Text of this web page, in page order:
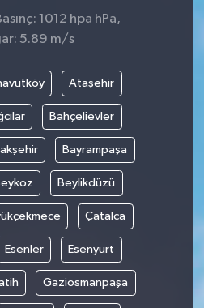
1012 hpa hPa,
5.89 m/s
Ataşehir
Bahçelievler
Bayrampaşa
Beylikdüzü
Çatalca
Esenler Esenyurt
Gaziosmanpaşa